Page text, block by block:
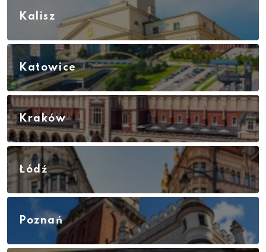
Kalisz
Katowice
Kraków
Łódź
Poznań